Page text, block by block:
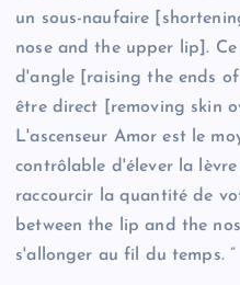
un sous-naufaire
nose and the upper lip].
d'angle [raising the ends
être direct [removing skin
L'ascenseur Amor est le
contrôlable d'élever la
raccourcir la quantité de
between the lip and the
s'allonger au fil du temps. ”